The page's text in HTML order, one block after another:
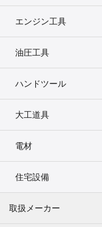
エンジン工具
油圧工具
ハンドツール
大工道具
電材
住宅設備
取扱メーカー